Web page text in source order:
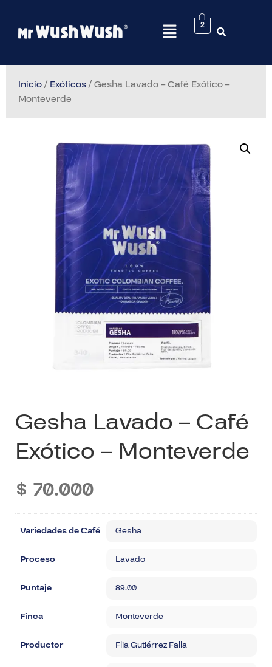
2
Inicio/Exóticos/ Gesha Lavado – Café Exótico –
Monteverde
Gesha Lavado – Café
Exótico – Monteverde
$ 70.000
Variedades de Café Gesha
Proceso Lavado
Puntaje 89,00
Finca Monteverde
Productor Flia Gutiérrez Falla